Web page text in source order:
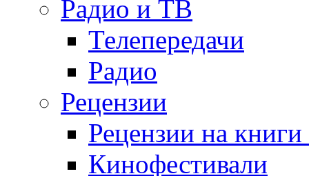
Радио и ТВ
Телепередачи
Радио
Рецензии
Рецензии на
Кинофестивали